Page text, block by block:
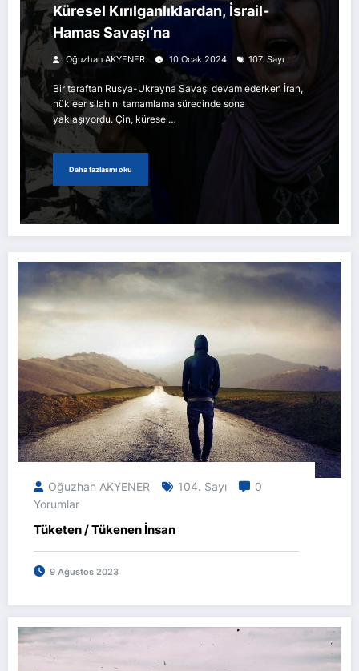
Küresel Kırılganlıklardan, İsrail-
Hamas Savaşı’na
Oğuzhan AKYENER 10 Ocak 2024 107. Sayı
Bir taraftan Rusya-Ukrayna Savaşı devam ederken İran,
nükleer silahını tamamlama sürecinde sona
yaklaşıyordu. Çin, küresel…
Daha fazlasını oku
Oğuzhan AKYENER 104. Sayı
0
Yorumlar
Tüketen / Tükenen İnsan
9 Ağustos 2023